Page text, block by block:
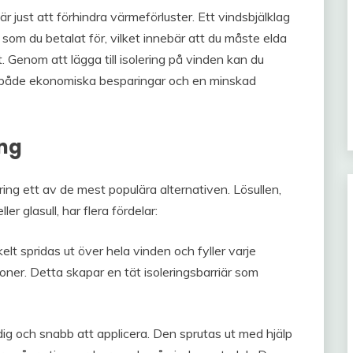
just att förhindra värmeförluster. Ett vindsbjälklag
du betalat för, vilket innebär att du måste elda
att lägga till isolering på vinden kan du
ekonomiska besparingar och en minskad
ett av de mest populära alternativen. Lösullen,
glasull, har flera fördelar:
spridas ut över hela vinden och fyller varje
Detta skapar en tät isoleringsbarriär som
och snabb att applicera. Den sprutas ut med hjälp